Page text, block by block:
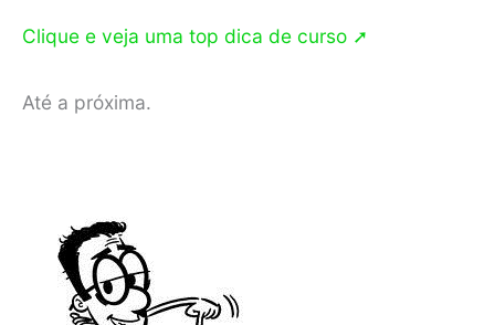
Clique e veja uma top dica de curso ➚
Até a próxima.